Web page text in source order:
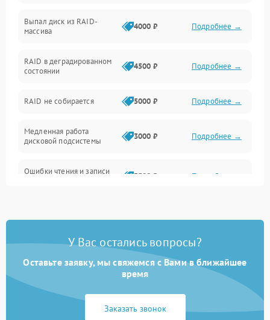
Сеть и коммуникации
Контроллеры и интерфейсы
Виртуализация и сервисы
Программные сбои
Общие поломки
Система охлаждения
Выпал диск из RAID-
массива
4000 ₽ Подробнее →
RAID в деградированном
состоянии
4500 ₽ Подробнее →
RAID не собирается 5000 ₽ Подробнее →
Медленная работа
дисковой подсистемы
3000 ₽ Подробнее →
Ошибки чтения и записи
3500 ₽ Подробнее →
У Вас остались вопросы?
Оставьте заявку, мы свяжемся с Вами в ближайшее
время
Заказать звонок